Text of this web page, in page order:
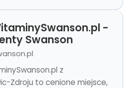
-
Swanson
z
Zdroju to cenione miejsce,